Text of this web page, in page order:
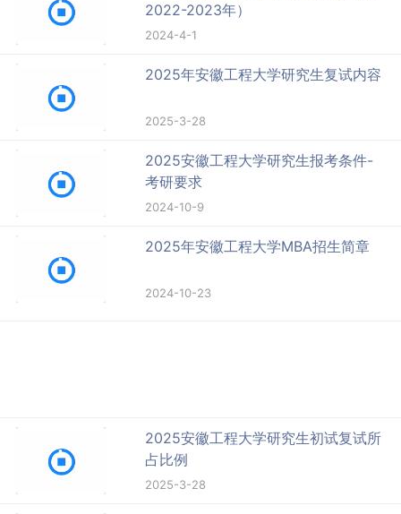
2022-2023年）
2024-4-1
2025年安徽工程大学研究生复试内容
2025-3-28
2025安徽工程大学研究生报考条件-
考研要求
2024-10-9
2025年安徽工程大学MBA招生简章
2024-10-23
2025安徽工程大学研究生初试复试所
占比例
2025-3-28